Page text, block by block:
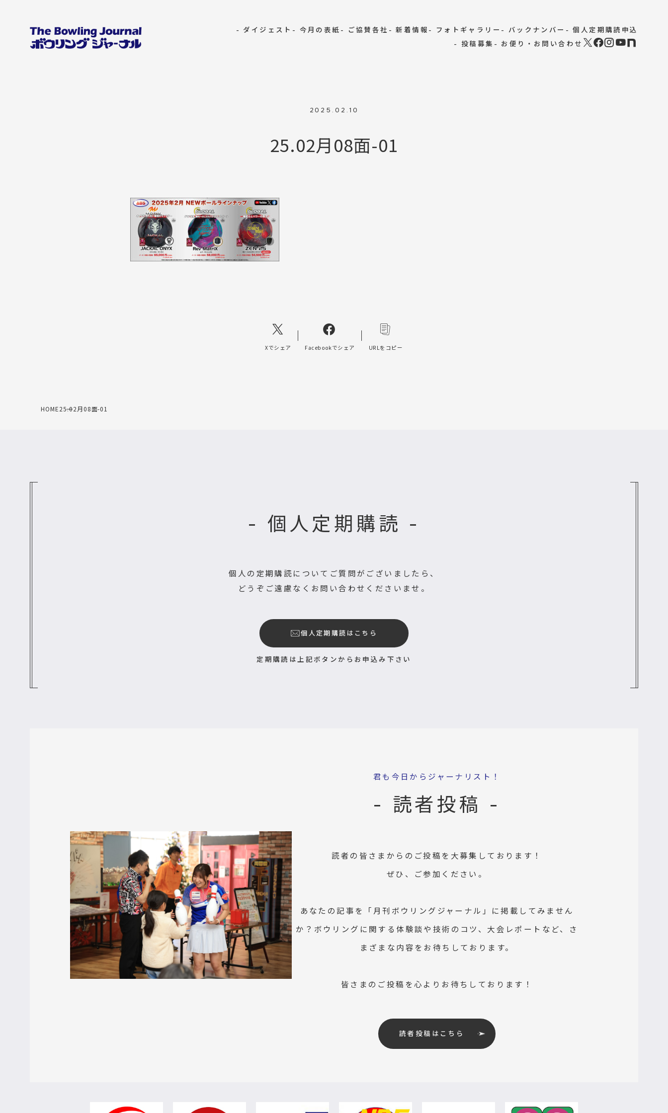
- ダイジェスト - 今月の表紙 - ご協賛各社 - 新着情報 - フォトギャラリー - バックナンバー - 個人定期購読申込
- 投稿募集 - お便り・お問い合わせ
2025.02.10
25.02月08面-01
Xでシェア Facebookでシェア URLをコピー
HOME25.02月08面-01
- 個人定期購読 -
個人の定期購読についてご質問がございましたら、
どうぞご遠慮なくお問い合わせくださいませ。
個人定期購読はこちら
定期購読は上記ボタンからお申込み下さい
君も今日からジャーナリスト！
- 読者投稿 -
読者の皆さまからのご投稿を大募集しております！
ぜひ、ご参加ください。
あなたの記事を「月刊ボウリングジャーナル」に掲載してみません
か？ボウリングに関する体験談や技術のコツ、大会レポートなど、さ
まざまな内容をお待ちしております。
皆さまのご投稿を心よりお待ちしております！
読者投稿はこちら